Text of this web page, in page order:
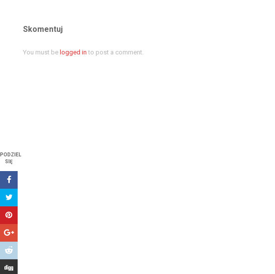
PODZIEL
SIĘ
Skomentuj
You must be logged in to post a comment.